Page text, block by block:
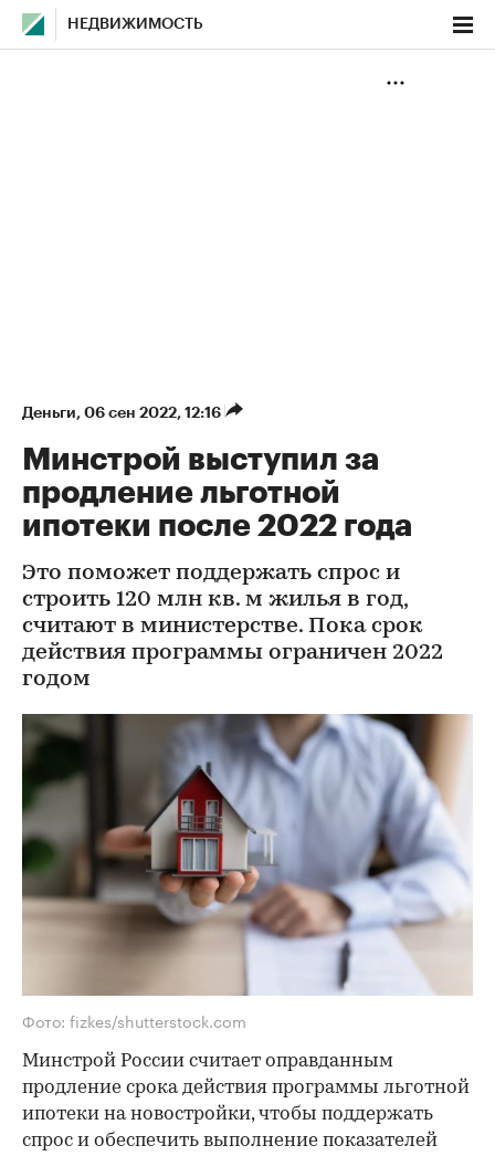
НЕДВИЖИМОСТЬ
Деньги⁠, 06 сен 2022, 12:16
Минстрой выступил за
продление льготной
ипотеки после 2022 года
Это поможет поддержать спрос и
строить 120 млн кв. м жилья в год,
считают в министерстве. Пока срок
действия программы ограничен 2022
годом
Фото: fizkes/shutterstock.com
Минстрой России считает оправданным
продление срока действия программы льготной
ипотеки на новостройки, чтобы поддержать
спрос и обеспечить выполнение показателей